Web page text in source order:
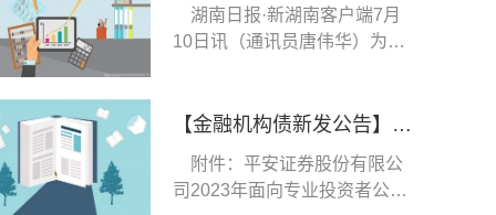
湖南日报·新湖南客户端7月
10日讯（通讯员唐伟华）为深
【金融机构债新发公告】23平证12今日发布发行公告
附件：平安证券股份有限公
司2023年面向专业投资者公开